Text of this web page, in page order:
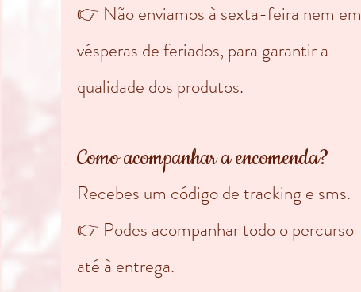
👉 Não enviamos à sexta-feira nem em
vésperas de feriados, para garantir a
qualidade dos produtos.
Como acompanhar a encomenda?
Recebes um código de tracking e sms.
👉 Podes acompanhar todo o percurso
até à entrega.